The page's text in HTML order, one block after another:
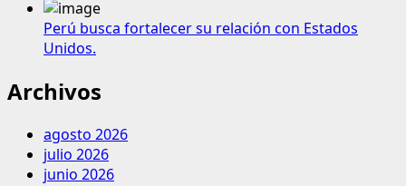
Perú busca fortalecer su relación con Estados
Unidos.
Archivos
agosto 2026
julio 2026
junio 2026